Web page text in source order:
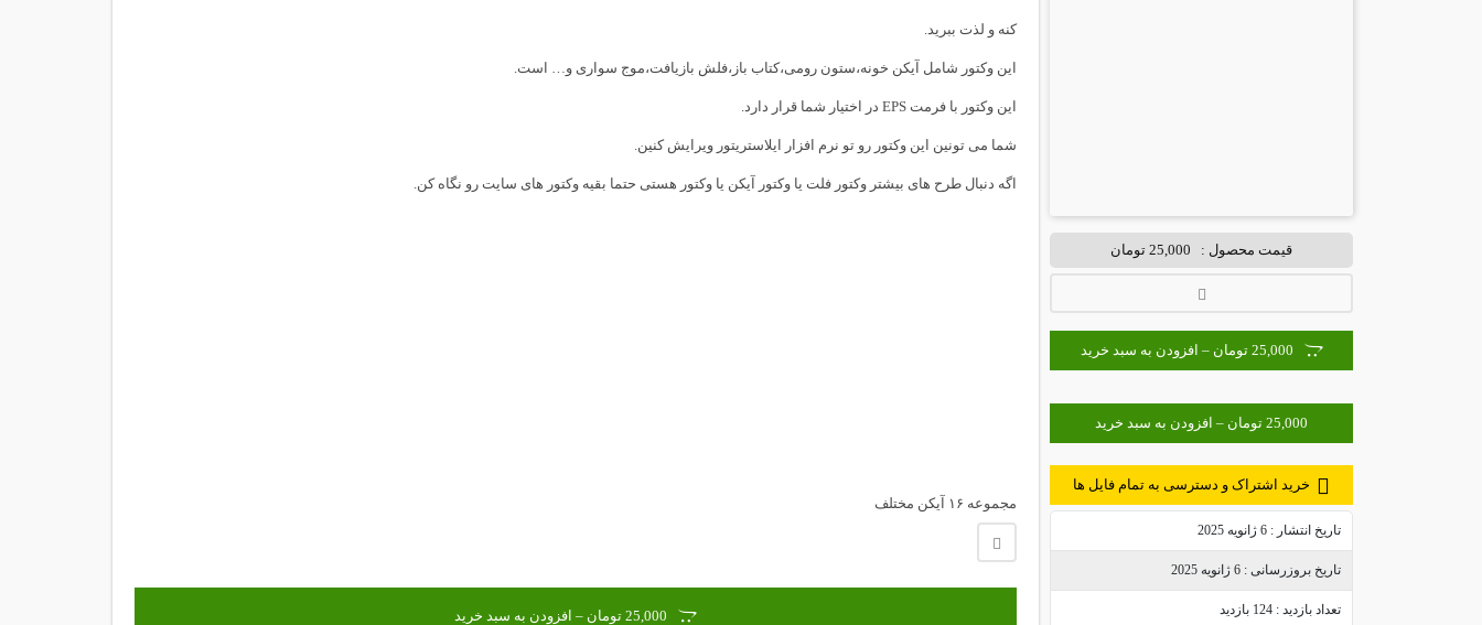
قیمت محصول : 25,000 تومان
25,000 تومان – افزودن به سبد خرید
خرید اشتراک و دسترسی به تمام فایل ها
تاریخ انتشار : 6 ژانویه 2025
تاریخ بروزرسانی : 6 ژانویه 2025
تعداد بازدید : 124 بازدید
کنه و لذت ببرید.
این وکتور شامل آیکن خونه،ستون رومی،کتاب باز،فلش بازیافت،موج سواری و… است.
این وکتور با فرمت EPS در اختیار شما قرار دارد.
شما می تونین این وکتور رو تو نرم افزار ایلاستریتور ویرایش کنین.
اگه دنبال طرح های بیشتر وکتور فلت یا وکتور آیکن یا وکتور هستی حتما بقیه وکتور های سایت رو نگاه کن.
مجموعه ۱۶ آیکن مختلف
25,000 تومان – افزودن به سبد خرید